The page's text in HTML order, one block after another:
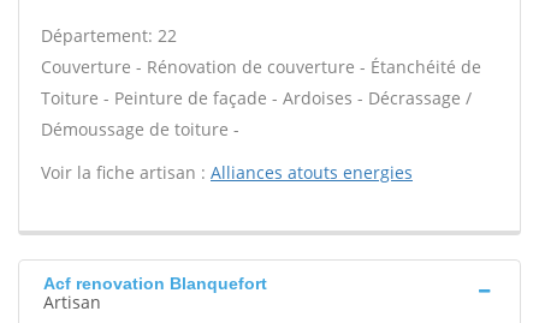
Département: 22
Couverture - Rénovation de couverture - Étanchéité de
Toiture - Peinture de façade - Ardoises - Décrassage /
Démoussage de toiture -
Voir la fiche artisan : Alliances atouts energies
Acf renovation Blanquefort
Artisan